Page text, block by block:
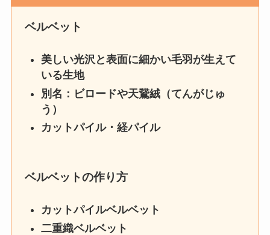
ベルベット
美しい光沢と表面に細かい毛羽が生えて
いる生地
別名：ビロードや天鵞絨（てんがじゅ
う）
カットパイル・経パイル
ベルベットの作り方
カットパイルベルベット
二重織ベルベット